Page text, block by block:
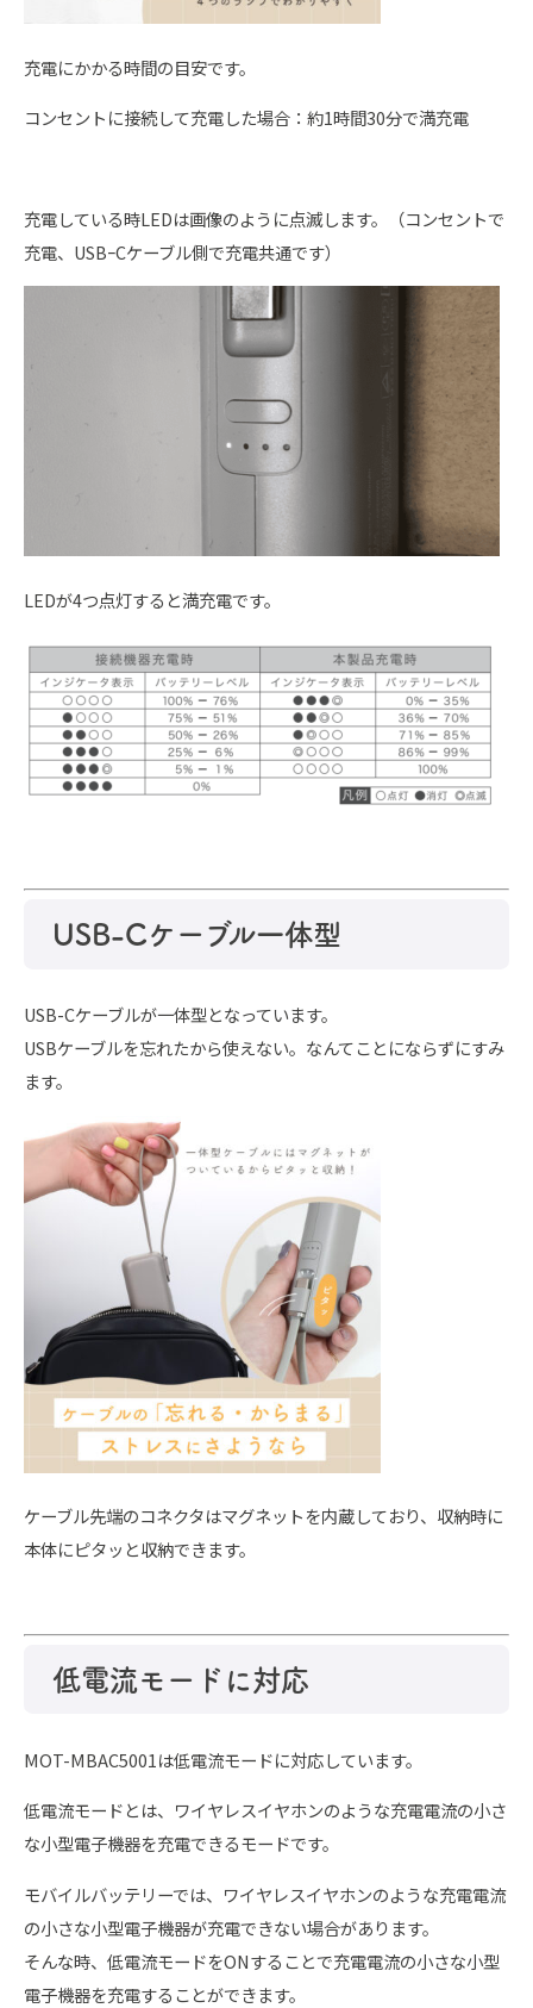
充電にかかる時間の目安です。
コンセントに接続して充電した場合：約1時間30分で満充電
充電している時LEDは画像のように点滅します。（コンセントで
充電、USBｰCケーブル側で充電共通です）
LEDが4つ点灯すると満充電です。
USB-Cケーブル一体型
USB-Cケーブルが一体型となっています。
USBケーブルを忘れたから使えない。なんてことにならずにすみ
ます。
ケーブル先端のコネクタはマグネットを内蔵しており、収納時に
本体にピタッと収納できます。
低電流モードに対応
MOT-MBAC5001は低電流モードに対応しています。
低電流モードとは、ワイヤレスイヤホンのような充電電流の小さ
な小型電子機器を充電できるモードです。
モバイルバッテリーでは、ワイヤレスイヤホンのような充電電流
の小さな小型電子機器が充電できない場合があります。
そんな時、低電流モードをONすることで充電電流の小さな小型
電子機器を充電することができます。